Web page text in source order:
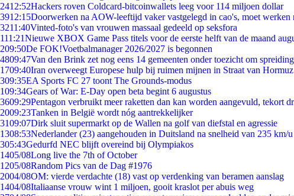
2412:52Hackers roven Coldcard-bitcoinwallets leeg voor 114 miljoen dollar
3912:15Doorwerken na AOW-leeftijd vaker vastgelegd in cao's, moet werken
3211:40Vinted-foto's van vrouwen massaal gedeeld op seksfora
111:21Nieuwe XBOX Game Pass titels voor de eerste helft van de maand
209:50De FOK!Voetbalmanager 2026/2027 is begonnen
4809:47Van den Brink zet nog eens 14 gemeenten onder toezicht om
1709:40Iran overweegt Europese hulp bij ruimen mijnen in Straat van Hormuz
309:35EA Sports FC 27 toont The Grounds-modus
109:34Gears of War: E-Day open beta begint 6 augustus
3609:29Pentagon verbruikt meer raketten dan kan worden aangevuld, tekort
2009:23Tanken in België wordt nóg aantrekkelijker
3109:07Dirk sluit supermarkt op de Wallen na golf van diefstal en agressie
1308:53Nederlander (23) aangehouden in Duitsland na snelheid van 235 km/u
305:43Gedurfd NEC blijft overeind bij Olympiakos
1405/08Long live the 7th of October
1205/08Random Pics van de Dag #1976
2004/08OM: vierde verdachte (18) vast op verdenking van beramen aanslag
1404/08Italiaanse vrouw wint 1 miljoen, gooit kraslot per abuis weg